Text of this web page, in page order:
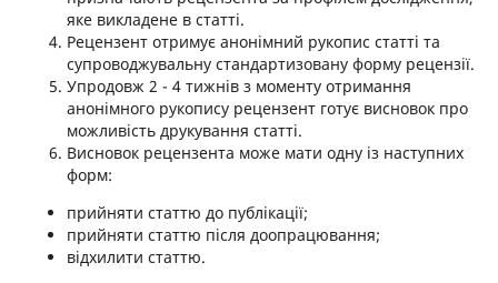
яке викладене в статті.
Рецензент отримує анонімний рукопис статті та
супроводжувальну стандартизовану форму рецензії.
Упродовж 2 - 4 тижнів з моменту отримання
анонімного рукопису рецензент готує висновок про
можливість друкування статті.
Висновок рецензента може мати одну із наступних
форм:
прийняти статтю до публікації;
прийняти статтю після доопрацювання;
відхилити статтю.